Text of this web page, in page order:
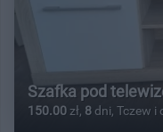
Szafka pod
150.00 zł, 8 dni, Tczew i